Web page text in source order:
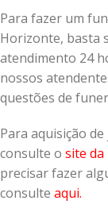
Para fazer um
Horizonte, basta
atendimento 24
nossos
questões de
Para aquisição
consulte o site
precisar fazer
consulte aqui.